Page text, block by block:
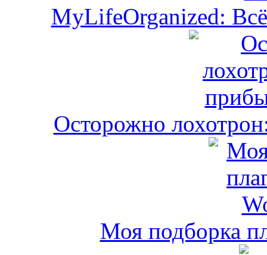
MyLifeOrganized:
Осторожно
Моя подборка